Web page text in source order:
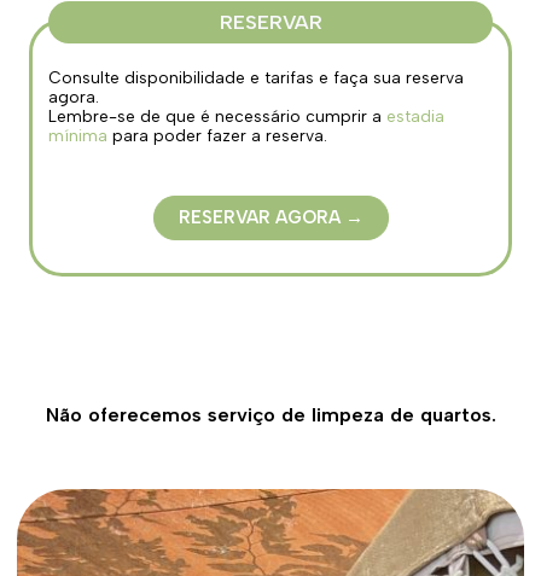
RESERVAR
Consulte disponibilidade e tarifas e faça sua reserva
agora.
Lembre-se de que é necessário cumprir a estadia
mínima para poder fazer a reserva.
RESERVAR AGORA →
Não oferecemos serviço de limpeza de quartos.